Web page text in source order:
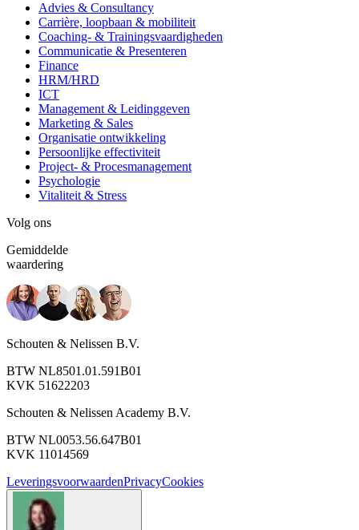
Advies & Consultancy
Carrière, loopbaan & mobiliteit
Coaching- & Trainingsvaardigheden
Communicatie & Presenteren
Finance
HRM/HRD
ICT
Management & Leidinggeven
Marketing & Sales
Organisatie ontwikkeling
Persoonlijke effectiviteit
Project- & Procesmanagement
Psychologie
Vitaliteit & Stress
Volg ons
Gemiddelde
waardering
Schouten & Nelissen B.V.
BTW NL8501.01.591B01
KVK 51622203
Schouten & Nelissen Academy B.V.
BTW NL0053.56.647B01
KVK 11014569
LeveringsvoorwaardenPrivacyCookies